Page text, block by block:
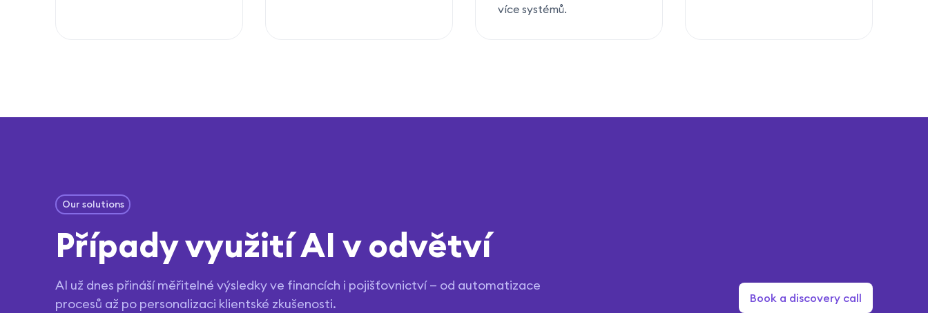
více systémů.
Our solutions
Případy využití AI v odvětví
AI už dnes přináší měřitelné výsledky ve financích i pojišťovnictví — od automatizace
procesů až po personalizaci klientské zkušenosti.
Book a discovery call